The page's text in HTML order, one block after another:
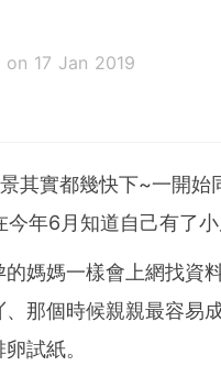
on 17 Jan 2019
其實都幾快下~一開
年6月知道自己有了小
媽媽一樣會上網找資
、那個時候親親最容
試紙。